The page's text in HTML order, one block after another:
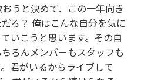
うと決めて、この一年向き
ろ？ 俺はこんな自分を気に
いこうと思います。その自
ろんメンバーもスタッフも
君がいるからライブして